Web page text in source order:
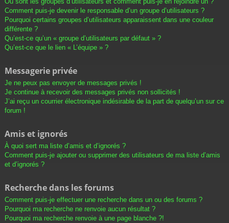
Comment puis-je devenir le responsable d’un groupe d’utilisateurs ?
Pourquoi certains groupes d’utilisateurs apparaissent dans une couleur
différente ?
Qu’est-ce qu’un « groupe d’utilisateurs par défaut » ?
Qu’est-ce que le lien « L’équipe » ?
Messagerie privée
Je ne peux pas envoyer de messages privés !
Je continue à recevoir des messages privés non sollicités !
J’ai reçu un courrier électronique indésirable de la part de quelqu’un sur ce
forum !
Amis et ignorés
À quoi sert ma liste d’amis et d’ignorés ?
Comment puis-je ajouter ou supprimer des utilisateurs de ma liste d’amis
et d’ignorés ?
Recherche dans les forums
Comment puis-je effectuer une recherche dans un ou des forums ?
Pourquoi ma recherche ne renvoie aucun résultat ?
Pourquoi ma recherche renvoie à une page blanche ?!